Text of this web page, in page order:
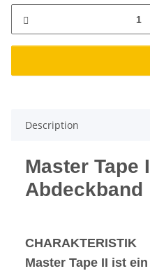
Description
Master Tape
Abdeckband
CHARAKTERISTIK
Master Tape II ist